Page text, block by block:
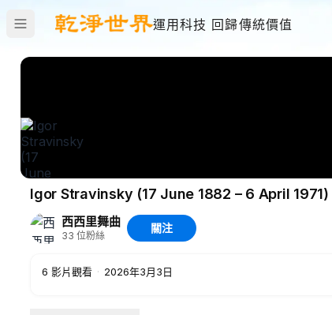
運用科技 回歸傳統價值
西西里舞曲
33 位粉絲
關注
6 影片觀看 · 2026年3月3日